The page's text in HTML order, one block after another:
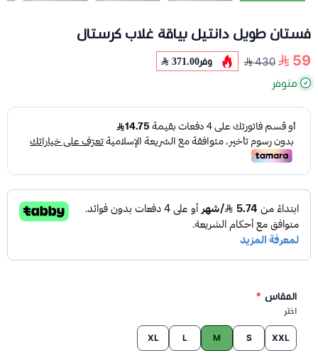
فستان طويل دانتيل بياقة غلاب كرستال
59
430 وفر371.00
متوفر
المقاس *
اختر
XXL
S
M
L
XL